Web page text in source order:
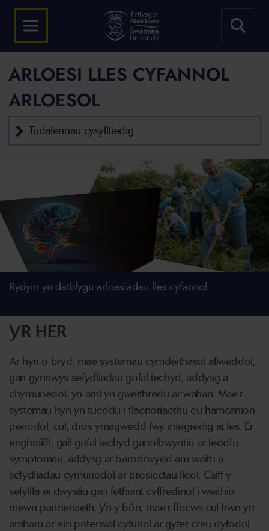
ARLOESI LLES CYFANNOL
ARLOESOL
Tudalennau cysylltiedig
Rydym yn datblygu arloesiadau lles cyfannol
YR HER
Ar hyn o bryd, mae systemau cymdeithasol allweddol,
gan gynnwys sefydliadau gofal iechyd, addysg a
chymunedol, yn aml yn gweithredu ar wahân. Mae'r
systemau hyn yn tueddu i flaenoriaethu eu hamcanion
penodol, cul, dros ymagwedd fwy integredig at les. Er
enghraifft, gall gofal iechyd ganolbwyntio ar leddfu
symptomau, addysg ar barodrwydd am waith a
sefydliadau cymunedol ar brosiectau lleol. Caiff y
sefyllfa ei dwysáu gan fethiant cyffredinol i weithio
mewn partneriaeth. Yn y bôn, mae'r ffocws cul hwn yn
amharu ar ein potensial cyfunol ar gyfer creu dyfodol